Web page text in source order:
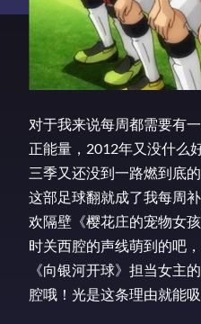
对于我来说每周都需要有
正能量，2012年又没什么
三季又还没到一路燃到底
这部足球翻就成了我每周
欢隔壁《樱花庄的宠物女
时关西腔的声线萌到的吧
《向银河开球》担当女主
腔哦！光是这条理由就能吸